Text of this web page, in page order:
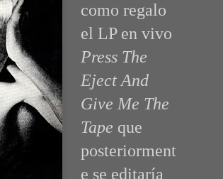
como regalo
el LP en vivo
Press The
Eject And
Give Me The
Tape que
posteriorment
e se editaría